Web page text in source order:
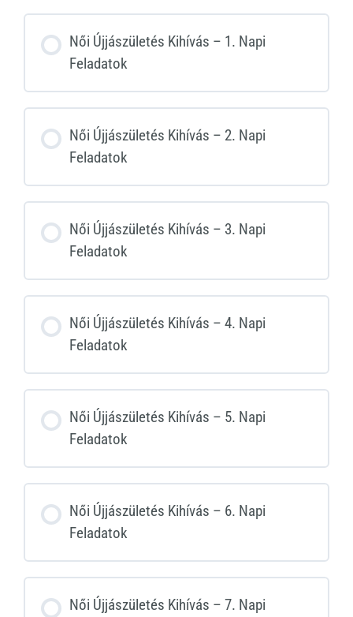
Női Újjászületés Kihívás – 1. Napi
Feladatok
Női Újjászületés Kihívás – 2. Napi
Feladatok
Női Újjászületés Kihívás – 3. Napi
Feladatok
Női Újjászületés Kihívás – 4. Napi
Feladatok
Női Újjászületés Kihívás – 5. Napi
Feladatok
Női Újjászületés Kihívás – 6. Napi
Feladatok
Női Újjászületés Kihívás – 7. Napi